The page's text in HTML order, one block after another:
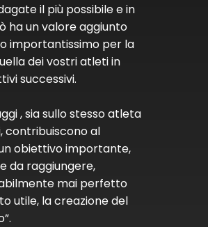
il più possibile e in
ha un valore aggiunto
importantissimo per la
dei vostri atleti in
successivi.
, sia sullo stesso atleta
contribuiscono al
obiettivo importante,
da raggiungere,
mai perfetto
utile, la creazione del